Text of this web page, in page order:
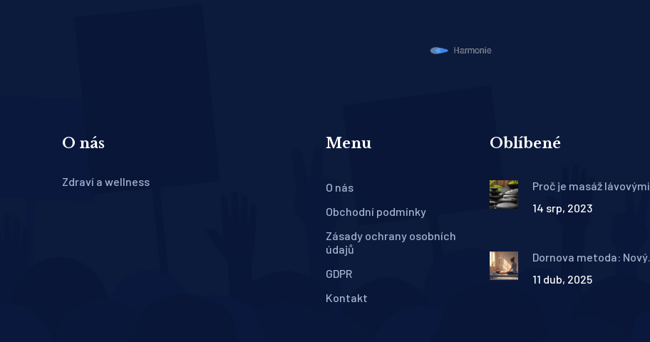
O nás
Zdraví a wellness
Menu
O nás
Obchodní podmínky
Zásady ochrany osobních
údajů
GDPR
Kontakt
Oblíbené
Proč je masáž lávovými
14 srp, 2023
Dornova metoda: Nový
bolesti
11 dub, 2025